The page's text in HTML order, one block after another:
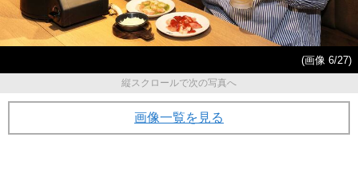
(画像 6/27)
縦スクロールで次の写真へ
画像一覧を見る